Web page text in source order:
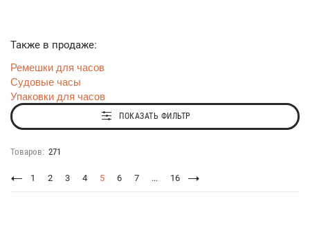
Также в продаже:
Ремешки для часов
Судовые часы
Упаковки для часов
ПОКАЗАТЬ ФИЛЬТР
Товаров: 271
1 2 3 4 5 6 7 ... 16